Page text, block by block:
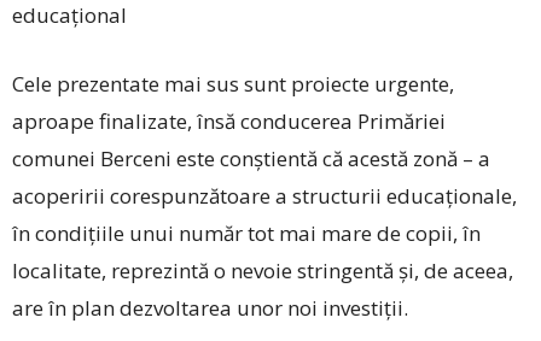
educațional
Cele prezentate mai sus sunt proiecte urgente,
aproape finalizate, însă conducerea Primăriei
comunei Berceni este conștientă că acestă zonă – a
acoperirii corespunzătoare a structurii educaționale,
în condițiile unui număr tot mai mare de copii, în
localitate, reprezintă o nevoie stringentă și, de aceea,
are în plan dezvoltarea unor noi investiții.